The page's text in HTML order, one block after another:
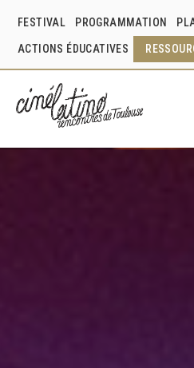
FESTIVAL PROGRAMMATION
ACTIONS ÉDUCATIVES